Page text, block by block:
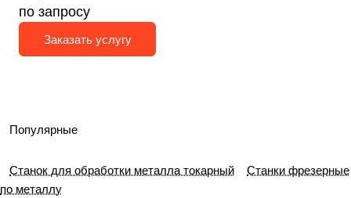
по запросу
Заказать услугу
Популярные
Станок для обработки металла токарный
Станки фрезерные
по металлу